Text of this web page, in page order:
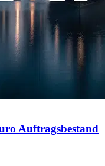
Auftragsbestand